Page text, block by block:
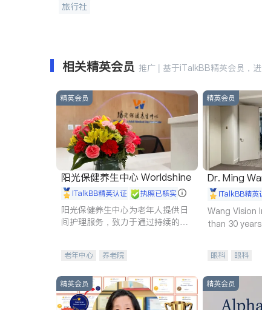
旅行社
相关精英会员 推广 | 基于iTalkBB精英会员，
精英会员
阳光保健养生中心 Worldshine
iTalkBB精英认证 执照已核实
阳光保健养生中心为老年人提供日
间护理服务，致力于通过持续的护
老年中心 养老院
精英会员
Dr. Ming
iTalkBB精英
Wang Vision
than 30
眼科 眼科
精英会员
精英会员